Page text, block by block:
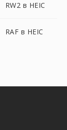
RW2 в HEIC
RAF в HEIC